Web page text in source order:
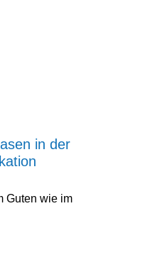
in der
Guten wie im